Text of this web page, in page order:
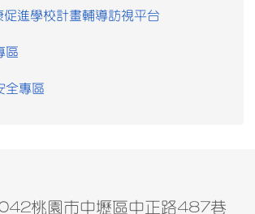
促進學校計畫輔導訪視平台
區
全專區
桃園市中壢區中正路487巷